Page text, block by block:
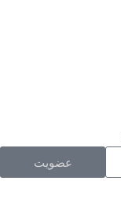
عضویت